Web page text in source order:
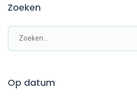
Zoeken
Op datum